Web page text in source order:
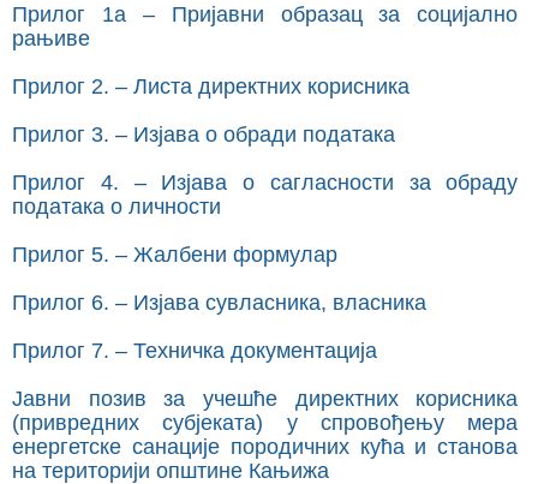
Прилог 1а – Пријавни образац за социјално
рањиве
Прилог 2. – Листа директних корисника
Прилог 3. – Изјава о обради података
Прилог 4. – Изјава о сагласности за обраду
података о личности
Прилог 5. – Жалбени формулар
Прилог 6. – Изјава сувласника, власника
Прилог 7. – Техничка документација
Јавни позив за учешће директних корисника
(привредних субјеката) у спровођењу мера
енергетске санације породичних кућа и станова
на територији општине Кањижа